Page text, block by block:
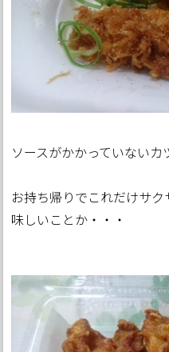
ソースがかかっていないカ
お持ち帰りでこれだけサ
味しいことか・・・